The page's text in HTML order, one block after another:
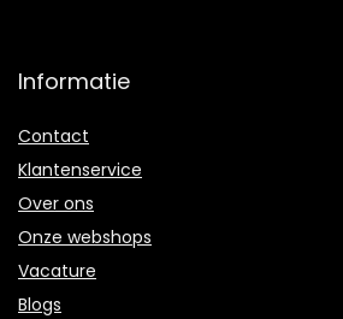
Informatie
Contact
Klantenservice
Over ons
Onze webshops
Vacature
Blogs